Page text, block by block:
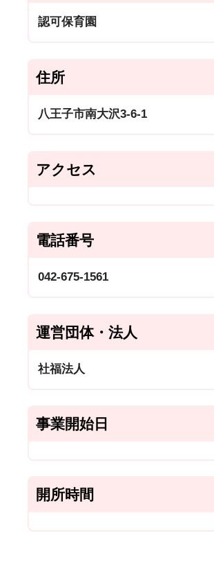
認可保育園
住所
八王子市南大沢3-6-1
アクセス
電話番号
042-675-1561
運営団体・法人
社福法人
事業開始日
開所時間